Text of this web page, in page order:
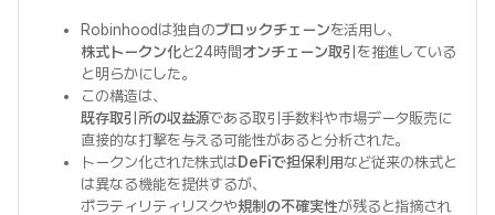
Robinhoodは独自のブロックチェーンを活用し、
株式トークン化と24時間オンチェーン取引 を推進している
と明らかにした。
この構造は、
既存取引所の収益源である取引手数料や市場データ販売に
直接的な打撃を与える可能性があると分析された。
トークン化された株式はDeFiで担保利用など従来の株式と
は異なる機能を提供するが、
ボラティリティリスクや規制の不確実性が残ると指摘され